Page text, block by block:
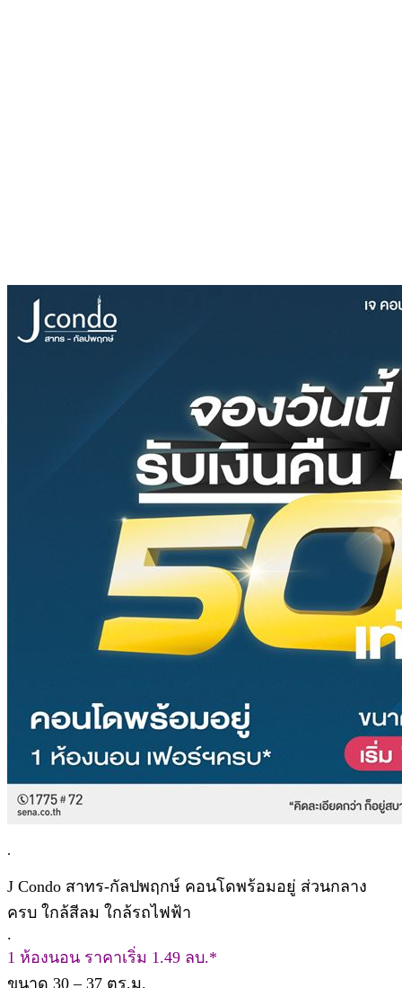
.
J Condo สาทร-กัลปพฤกษ์ คอนโดพร้อมอยู่ ส่วนกลาง
ครบ ใกล้สีลม ใกล้รถไฟฟ้า
.
1 ห้องนอน ราคาเริ่ม 1.49 ลบ.*
ขนาด 30 – 37 ตร.ม.